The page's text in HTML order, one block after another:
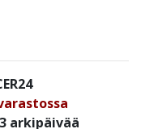
arkipäivää